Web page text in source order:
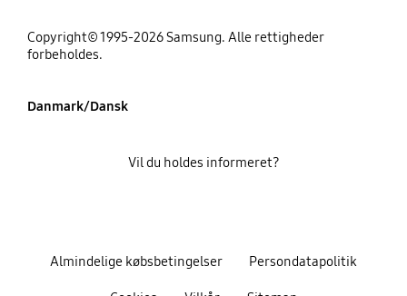
Copyright© 1995-2026 Samsung. Alle rettigheder
forbeholdes.
Danmark/Dansk
Almindelige købsbetingelser Persondatapolitik
Vil du holdes informeret?